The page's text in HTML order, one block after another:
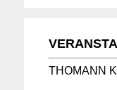
THOMANN